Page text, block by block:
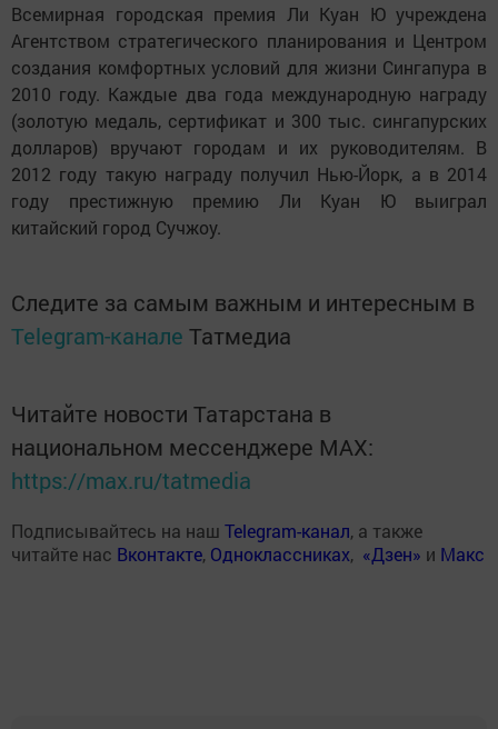
Всемирная городская премия Ли Куан Ю учреждена
Агентством стратегического планирования и Центром
создания комфортных условий для жизни Сингапура в
2010 году. Каждые два года международную награду
(золотую медаль, сертификат и 300 тыс. сингапурских
долларов) вручают городам и их руководителям. В
2012 году такую награду получил Нью-Йорк, а в 2014
году престижную премию Ли Куан Ю выиграл
китайский город Сучжоу.
Следите за самым важным и интересным в
Telegram-канале Татмедиа
Читайте новости Татарстана в
национальном мессенджере MАХ:
https://max.ru/tatmedia
Подписывайтесь на наш Telegram-канал, а также
читайте нас Вконтакте, Одноклассниках, «Дзен» и Макс